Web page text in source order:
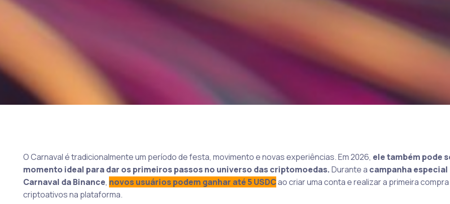
O Carnaval é tradicionalmente um período de festa, movimento e novas experiências. Em 2026, ele também pode
momento ideal para dar os primeiros passos no universo das criptomoedas.Durante a campanha especial
Carnaval da Binance, novos usuários podem ganhar até 5 USDCao criar uma conta e realizar a primeira
criptoativos na plataforma.